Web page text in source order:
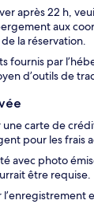
après 22 h,
aux
la réservation.
fournis par
d’outils de
une carte de
pour les frais
avec photo
être requise.
l’enregistrement